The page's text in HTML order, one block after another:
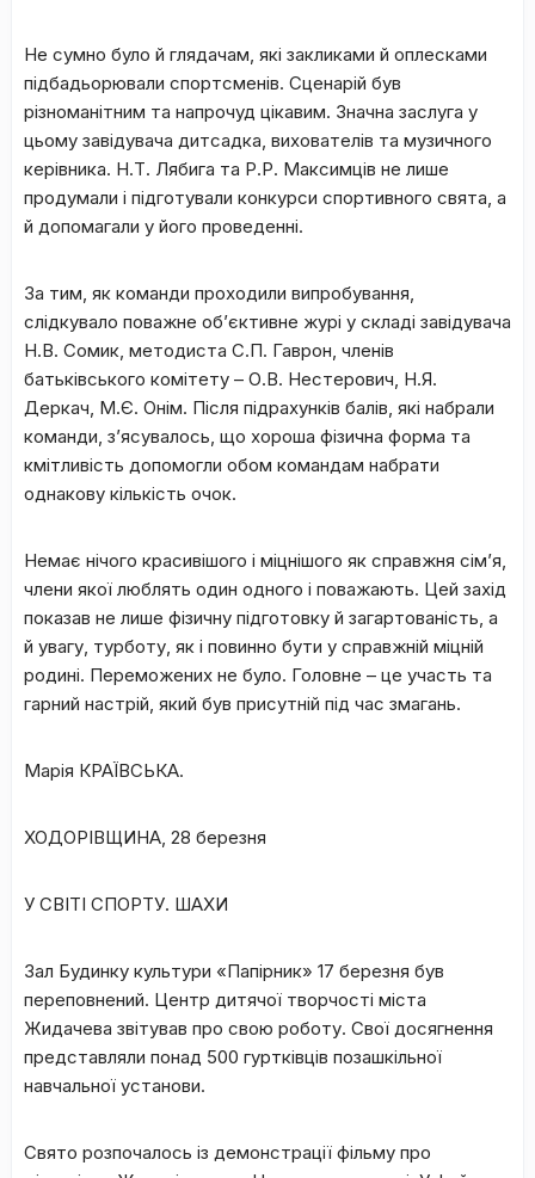
Не сумно було й глядачам, які закликами й оплесками
підбадьорювали спортсменів. Сценарій був
різноманітним та напрочуд цікавим. Значна заслуга у
цьому завідувача дитсадка, вихователів та музичного
керівника. Н.Т. Лябига та Р.Р. Максимців не лише
продумали і підготували конкурси спортивного свята, а
й допомагали у його проведенні.
За тим, як команди проходили випробування,
слідкувало поважне об’єктивне журі у складі завідувача
Н.В. Сомик, методиста С.П. Гаврон, членів
батьківського комітету – О.В. Нестерович, Н.Я.
Деркач, М.Є. Онім. Після підрахунків балів, які набрали
команди, з’ясувалось, що хороша фізична форма та
кмітливість допомогли обом командам набрати
однакову кількість очок.
Немає нічого красивішого і міцнішого як справжня сім’я,
члени якої люблять один одного і поважають. Цей захід
показав не лише фізичну підготовку й загартованість, а
й увагу, турботу, як і повинно бути у справжній міцній
родині. Переможених не було. Головне – це участь та
гарний настрій, який був присутній під час змагань.
Марія КРАЇВСЬКА.
ХОДОРІВЩИНА, 28 березня
У СВІТІ СПОРТУ. ШАХИ
Зал Будинку культури «Папірник» 17 березня був
переповнений. Центр дитячої творчості міста
Жидачева звітував про свою роботу. Свої досягнення
представляли понад 500 гуртківців позашкільної
навчальної установи.
Свято розпочалось із демонстрації фільму про